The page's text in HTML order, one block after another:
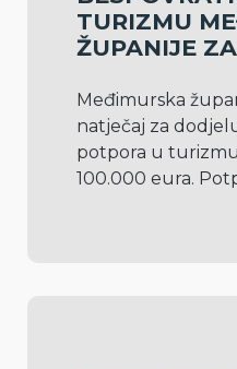
TURIZMU
ŽUPANIJE
Međimurska
natječaj za
potpora u
100.000 eura.